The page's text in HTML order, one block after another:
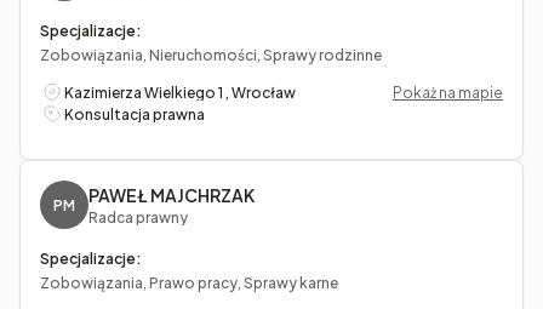
Specjalizacje:
Zobowiązania, Nieruchomości, Sprawy rodzinne
Kazimierza Wielkiego 1 , Wrocław
Pokaż na mapie
Konsultacja prawna
PM PAWEŁ MAJCHRZAK
Radca prawny
Specjalizacje:
Zobowiązania, Prawo pracy, Sprawy karne